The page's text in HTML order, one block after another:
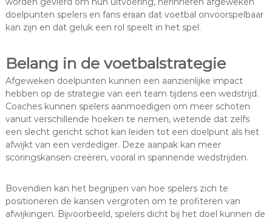
doelpunten spelers en fans eraan dat voetbal onvoorspelbaar
kan zijn en dat geluk een rol speelt in het spel.
Belang in de voetbalstrategie
Afgeweken doelpunten kunnen een aanzienlijke impact
hebben op de strategie van een team tijdens een wedstrijd.
Coaches kunnen spelers aanmoedigen om meer schoten
vanuit verschillende hoeken te nemen, wetende dat zelfs
een slecht gericht schot kan leiden tot een doelpunt als het
afwijkt van een verdediger. Deze aanpak kan meer
scoringskansen creëren, vooral in spannende wedstrijden.
Bovendien kan het begrijpen van hoe spelers zich te
positioneren de kansen vergroten om te profiteren van
afwijkingen. Bijvoorbeeld, spelers dicht bij het doel kunnen de